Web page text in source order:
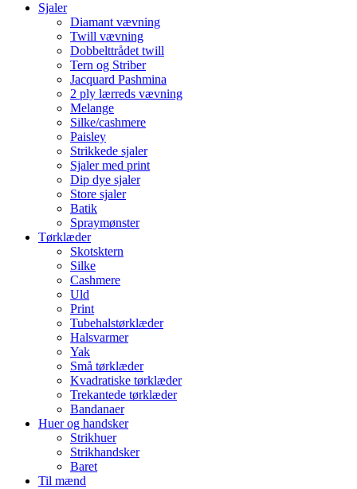
Sjaler
Diamant vævning
Twill vævning
Dobbelttrådet twill
Tern og Striber
Jacquard Pashmina
2 ply lærreds vævning
Melange
Silke/cashmere
Paisley
Strikkede sjaler
Sjaler med print
Dip dye sjaler
Store sjaler
Batik
Spraymønster
Tørklæder
Skotsktern
Silke
Cashmere
Uld
Print
Tubehalstørklæder
Halsvarmer
Yak
Små tørklæder
Kvadratiske tørklæder
Trekantede tørklæder
Bandanaer
Huer og handsker
Strikhuer
Strikhandsker
Baret
Til mænd